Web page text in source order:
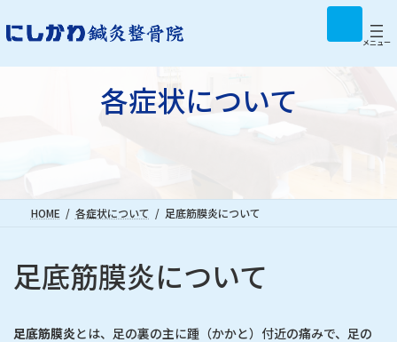
ン
テ
ン
ビ
ゲ
ー
ア
コ メニュー
各症状について
HOME 各症状について 足底筋膜炎について
足底筋膜炎について
足底筋膜炎とは、足の裏の主に踵（かかと）付近の痛みで、足の